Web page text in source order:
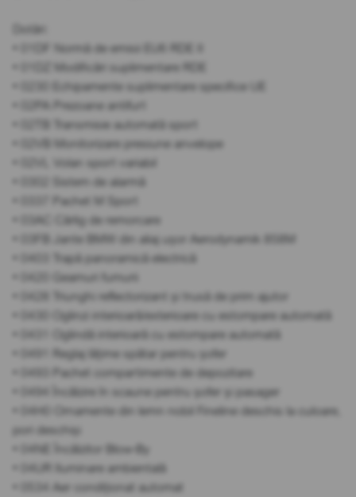
Dotări:
• 01DF Normă de emisii EU6 RDE II
• 01DZ Modificări suplimentare RDE
• 0230 Echipamente suplimentare specifice UE
• 02PA Prezoane antifurt
• 02TB Transmisie automată sport
• 02VB Monitorizare presiune anvelope
• 02VL Volan sport variabil
• 0302 Sistem de alarmă
• 0337 Pachet M Sport
• 03AC Cârlig de remorcare
• 03FB Jante BMW din aliaj ușor Aerodynamik 858M
• 0403 Trapă panoramică electrică
• 0420 Geamuri fumurii
• 0428 Triunghi reflectorizant și trusă de prim ajutor
• 0430 Oglinzi interioară/exterioare cu estompare automată
• 0431 Oglindă interioară cu estompare automată
• 0491 Reglaj lățime spătar pentru șofer
• 0493 Pachet compartimente de depozitare
• 0494 Încălzire în scaune pentru șofer și pasager
• 04H0 Ornamente din lemn nobil Fineline deschis la culoare,
pori deschiși
• 04NE Încălzitor Blow-By
• 04UR Iluminare ambientală
• 0534 Aer condiționat automat